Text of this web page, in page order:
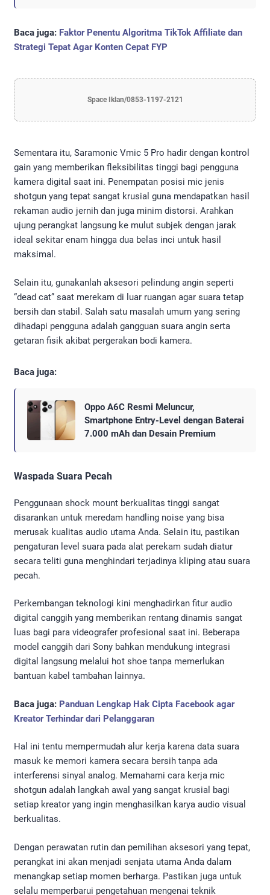
Baca juga: Faktor Penentu Algoritma TikTok Affiliate dan
Strategi Tepat Agar Konten Cepat FYP
Space Iklan/0853-1197-2121
Sementara itu, Saramonic Vmic 5 Pro hadir dengan kontrol
gain yang memberikan fleksibilitas tinggi bagi pengguna
kamera digital saat ini. Penempatan posisi mic jenis
shotgun yang tepat sangat krusial guna mendapatkan hasil
rekaman audio jernih dan juga minim distorsi. Arahkan
ujung perangkat langsung ke mulut subjek dengan jarak
ideal sekitar enam hingga dua belas inci untuk hasil
maksimal.
Selain itu, gunakanlah aksesori pelindung angin seperti
“dead cat” saat merekam di luar ruangan agar suara tetap
bersih dan stabil. Salah satu masalah umum yang sering
dihadapi pengguna adalah gangguan suara angin serta
getaran fisik akibat pergerakan bodi kamera.
Baca juga:
Oppo A6C Resmi Meluncur,
Smartphone Entry-Level dengan Baterai
7.000 mAh dan Desain Premium
Waspada Suara Pecah
Penggunaan shock mount berkualitas tinggi sangat
disarankan untuk meredam handling noise yang bisa
merusak kualitas audio utama Anda. Selain itu, pastikan
pengaturan level suara pada alat perekam sudah diatur
secara teliti guna menghindari terjadinya kliping atau suara
pecah.
Perkembangan teknologi kini menghadirkan fitur audio
digital canggih yang memberikan rentang dinamis sangat
luas bagi para videografer profesional saat ini. Beberapa
model canggih dari Sony bahkan mendukung integrasi
digital langsung melalui hot shoe tanpa memerlukan
bantuan kabel tambahan lainnya.
Baca juga: Panduan Lengkap Hak Cipta Facebook agar
Kreator Terhindar dari Pelanggaran
Hal ini tentu mempermudah alur kerja karena data suara
masuk ke memori kamera secara bersih tanpa ada
interferensi sinyal analog. Memahami cara kerja mic
shotgun adalah langkah awal yang sangat krusial bagi
setiap kreator yang ingin menghasilkan karya audio visual
berkualitas.
Dengan perawatan rutin dan pemilihan aksesori yang tepat,
perangkat ini akan menjadi senjata utama Anda dalam
menangkap setiap momen berharga. Pastikan juga untuk
selalu memperbarui pengetahuan mengenai teknik